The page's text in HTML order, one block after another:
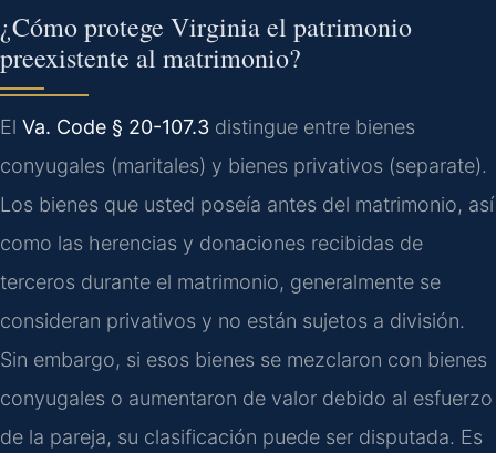
¿Cómo protege Virginia el patrimonio
preexistente al matrimonio?
El Va. Code § 20-107.3 distingue entre bienes
conyugales (maritales) y bienes privativos (separate).
Los bienes que usted poseía antes del matrimonio, así
como las herencias y donaciones recibidas de
terceros durante el matrimonio, generalmente se
consideran privativos y no están sujetos a división.
Sin embargo, si esos bienes se mezclaron con bienes
conyugales o aumentaron de valor debido al esfuerzo
de la pareja, su clasificación puede ser disputada. Es